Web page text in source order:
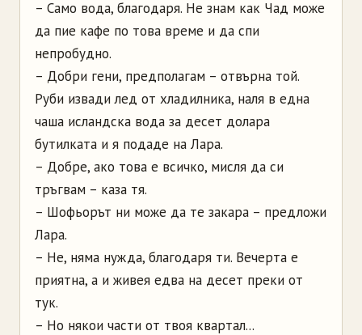
– Само вода, благодаря. Не знам как Чад може
да пие кафе по това време и да спи
непробудно.
– Добри гени, предполагам – отвърна той.
Руби извади лед от хладилника, наля в една
чаша исландска вода за десет долара
бутилката и я подаде на Лара.
– Добре, ако това е всичко, мисля да си
тръгвам – каза тя.
– Шофьорът ни може да те закара – предложи
Лара.
– Не, няма нужда, благодаря ти. Вечерта е
приятна, а и живея едва на десет преки от
тук.
– Но някои части от твоя квартал...